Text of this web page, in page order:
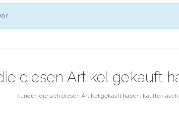
diesen Artikel gekauft
Kunden die sich diesen Artikel gekauft haben, kauften